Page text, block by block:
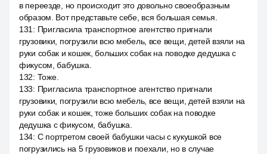
в переезде, но происходит это довольно своеобразным
образом. Вот представьте себе, вся большая семья.
131 : Пригласила транспортное агентство пригнали
грузовики, погрузили всю мебель, все вещи, детей взяли на
руки собак и кошек, больших собак на поводке дедушка с
фикусом, бабушка.
132: Тоже.
133: Пригласила транспортное агентство пригнали
грузовики, погрузили всю мебель, все вещи, детей взяли на
руки собак и кошек, тоже больших собак на поводке
дедушка с фикусом, бабушка.
134: С портретом своей бабушки часы с кукушкой все
погрузились на 5 грузовиков и поехали, но в случае